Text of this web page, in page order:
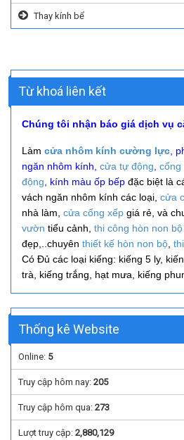
Thay kính bể
Từ khoá liên kết
Chúng tôi nhận báo giá dịch vụ
Làm cửa nhôm kính cường lực,
ngăn nhôm kính, cửa tự động, cổng
động, kính màu ốp bếp đặc biệt là
vách ngăn nhôm kính các loại, cửa
nhà làm, cửa cổng xếp giá rẻ, và
vườn tiểu cảnh, thi công hòn non bộ
đẹp,..chuyên thiết kế hòn non bộ,
Có Đủ các loại kiếng: kiếng 5 ly,
trà, kiếng trắng, hạt mưa, kiếng
Thống kê Website
Online: 5
Truy cập hôm nay: 205
Truy cập hôm qua: 273
Lượt truy cập: 2,880,129